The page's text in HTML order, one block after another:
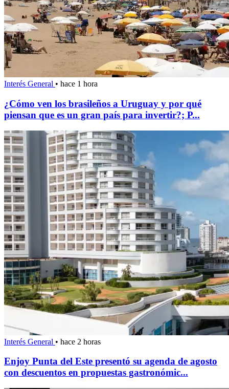
Interés General • hace 1 hora
¿Cómo ven los brasileños a Uruguay y por qué
piensan que es un gran país para invertir?; P...
Interés General • hace 2 horas
Enjoy Punta del Este presentó su agenda de agosto
con descuentos en propuestas gastronómic...